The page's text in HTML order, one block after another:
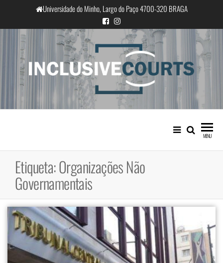
o
conteúdo
Universidade do Minho, Largo do Paço 4700-320 BRAGA
InclusiveCourts
Igualdade e diferença cultural na
prática judicial portuguesa
MENU
Etiqueta:Organizações Não
Governamentais